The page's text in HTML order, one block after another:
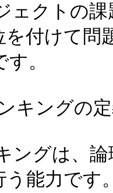
クトの課
を付けて
。
キングの
グは、論
う能力です